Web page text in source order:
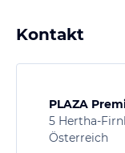
Kontakt
PLAZA
5 Hertha-
Österreich